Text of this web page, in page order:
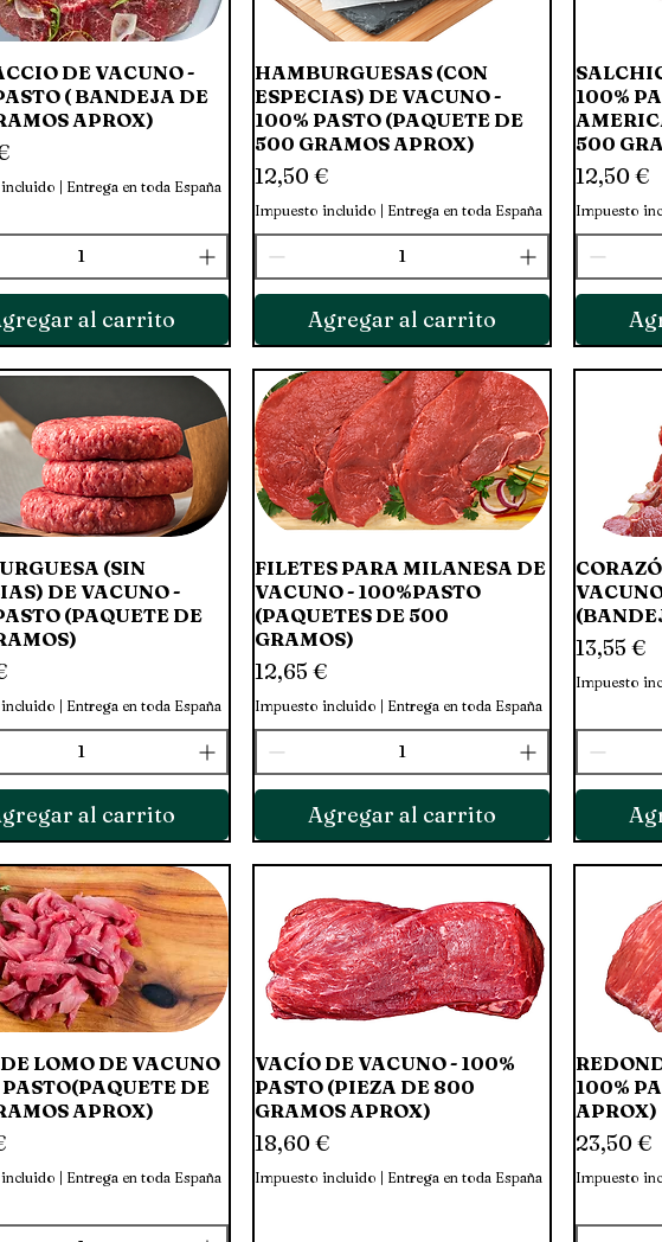
Vista rápida
DE VACUNO -
( BANDEJA DE
APROX)
| Entrega en toda España
al carrito
Vista rápida
HAMBURGUESAS (CON
ESPECIAS) DE VACUNO -
100% PASTO (PAQUETE DE
500 GRAMOS APROX)
Precio
12,50 €
Impuesto incluido | Entrega en toda España
Agregar al carrito
100%
500
Precio
12,50 €
Impuesto
Vista rápida(SIN
DE VACUNO -
(PAQUETE DE
| Entrega en toda España
al carrito
Vista rápida
FILETES PARA MILANESA DE
VACUNO - 100%PASTO
(PAQUETES DE 500
GRAMOS)
Precio
12,65 €
Impuesto incluido | Entrega en toda España
Agregar al carrito
Precio
13,55 €
Impuesto
Vista rápida
LOMO DE VACUNO
DE
APROX)
| Entrega en toda España
Vista rápida
VACÍO DE VACUNO - 100%
PASTO (PIEZA DE 800
GRAMOS APROX)
Precio
18,60 €
Impuesto incluido | Entrega en toda España
100%
APROX)
Precio
23,50 €
Impuesto